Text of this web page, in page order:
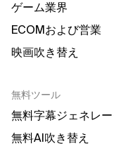
ゲーム業界
ECOMおよび営業
映画吹き替え
無料ツール
無料字幕ジェネレ
無料AI吹き替え